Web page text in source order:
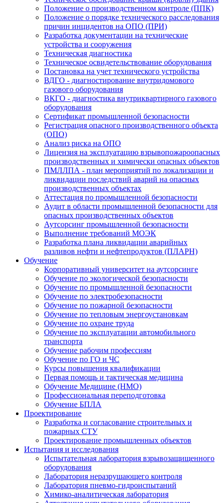
Положение о производственном контроле (ППК)
Положение о порядке технического расследования
причин инцидентов на ОПО (ПРИ)
Разработка документации на технические
устройства и сооружения
Техническая диагностика
Техническое освидетельствование оборудования
Постановка на учет технического устройства
ВДГО - диагностирование внутридомового
газового оборудования
ВКГО - диагностика внутриквартирного газового
оборудования
Сертификат промышленной безопасности
Регистрация опасного производственного объекта
(ОПО)
Анализ риска на ОПО
Лицензия на эксплуатацию взрывопожароопасных
производственных и химически опасных объектов
ПМЛЛПА - план мероприятий по локализации и
ликвидации последствий аварий на опасных
производственных объектах
Аттестация по промышленной безопасности
Аудит в области промышленной безопасности для
опасных производственных объектов
Аутсорсинг промышленной безопасности
Выполнение требований МОЭК
Разработка плана ликвидации аварийных
разливов нефти и нефтепродуктов (ПЛАРН)
Обучение
Корпоративный университет на аутсорсинге
Обучение по экологической безопасности
Обучение по промышленной безопасности
Обучение по электробезопасности
Обучение по пожарной безопасности
Обучение по тепловым энергоустановкам
Обучение по охране труда
Обучение по эксплуатации автомобильного
транспорта
Обучение рабочим профессиям
Обучение по ГО и ЧС
Курсы повышения квалификации
Первая помощь и тактическая медицина
Обучение Медицине (НМО)
Профессиональная переподготовка
Обучение БПЛА
Проектирование
Разработка и согласование строительных и
пожарных СТУ
Проектирование промышленных объектов
Испытания и исследования
Испытательная лаборатория взрывозащищенного
оборудования
Лаборатория неразрушающего контроля
Лаборатория пневмо-гидроиспытаний
Химико-аналитическая лаборатория